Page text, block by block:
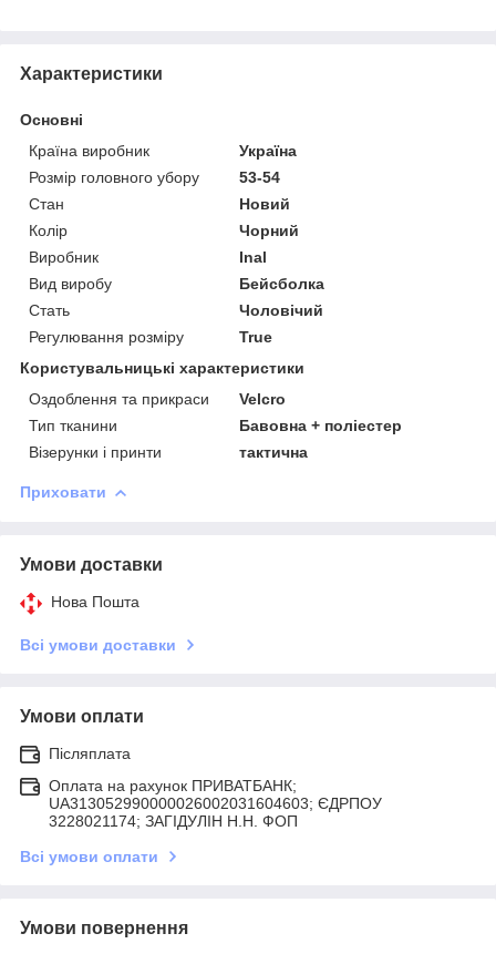
Характеристики
Основні
Країна виробник
Україна
Розмір головного убору
53-54
Стан
Новий
Колір
Чорний
Виробник
Inal
Вид виробу
Бейсболка
Стать
Чоловічий
Регулювання розміру
True
Користувальницькі характеристики
Оздоблення та прикраси
Velcro
Тип тканини
Бавовна + поліестер
Візерунки і принти
тактична
Приховати
Умови доставки
Нова Пошта
Всі умови доставки
Умови оплати
Післяплата
Оплата на рахунок ПРИВАТБАНК;
UA313052990000026002031604603; ЄДРПОУ
3228021174; ЗАГIДУЛIН Н.Н. ФОП
Всі умови оплати
Умови повернення